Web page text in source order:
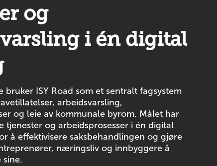
og
i én digital
bruker ISY Road som et sentralt fagsystem
arbeidsvarsling,
og leie av kommunale byrom. Målet har
tjenester og arbeidsprosesser i én digital
å effektivisere saksbehandlingen og gjøre
næringsliv og innbyggere å
sine.